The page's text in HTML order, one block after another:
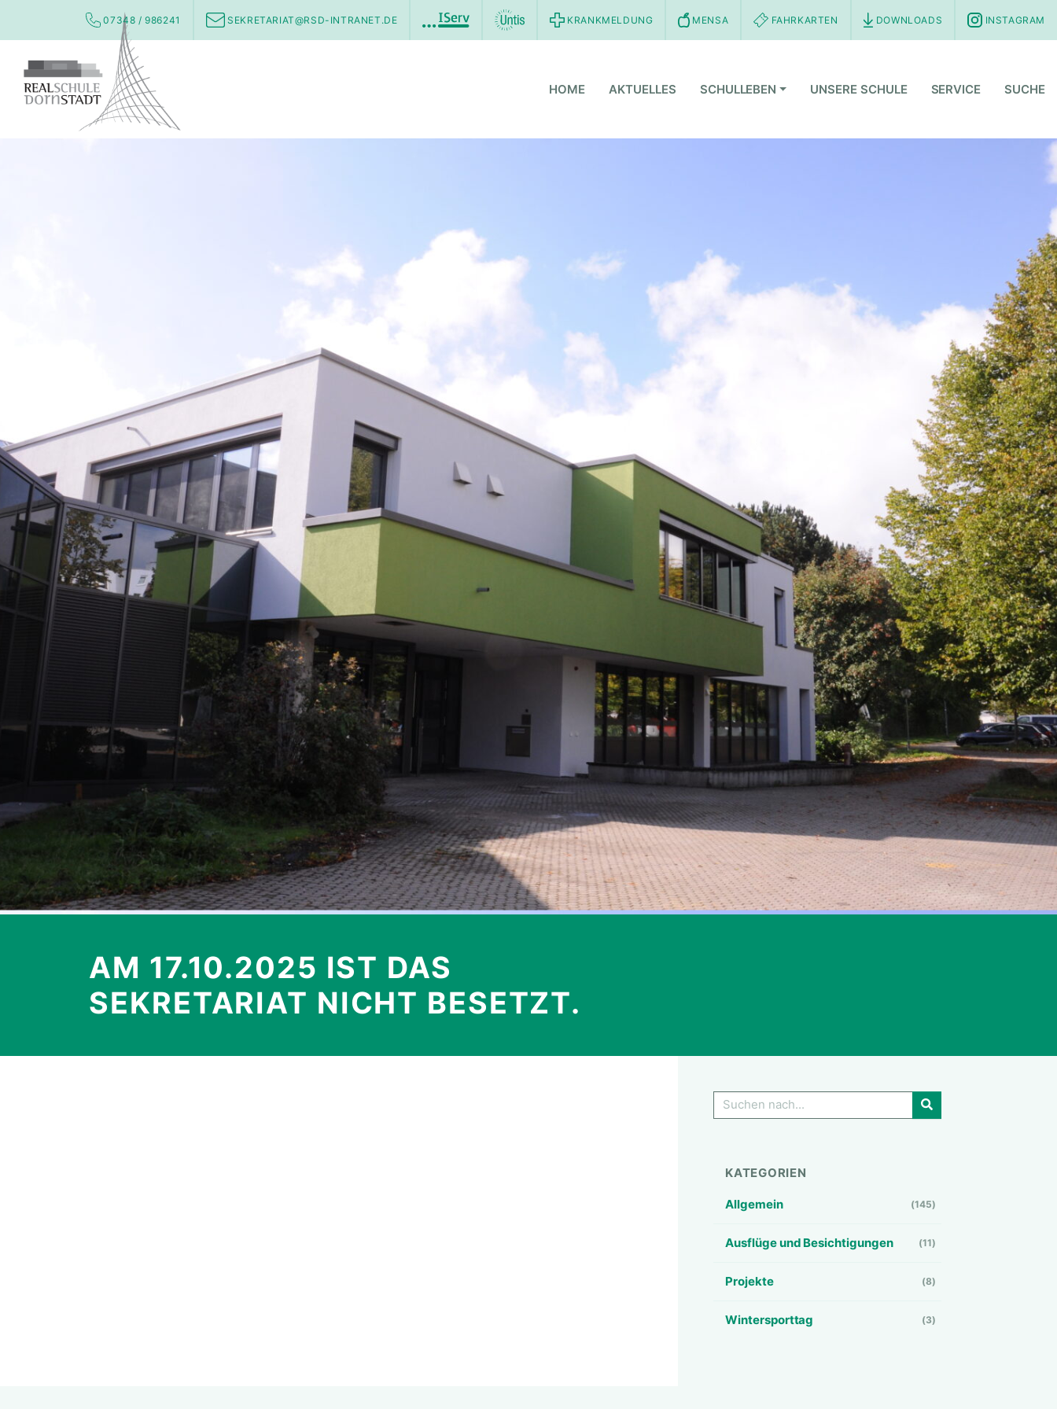
07348 / 986241 SEKRETARIAT@RSD-INTRANET.DE KRANKMELDUNG MENSA FAHRKARTEN DOWNLOADS INSTAGRAM
HOME AKTUELLES SCHULLEBEN UNSERE SCHULE SERVICE SUCHE
AM 17.10.2025 IST DAS
SEKRETARIAT NICHT BESETZT.
GO!
KATEGORIEN
Allgemein (145)
Ausflüge und Besichtigungen (11)
Projekte (8)
Wintersporttag (3)